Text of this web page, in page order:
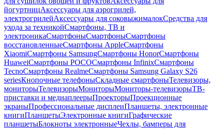
йогуртницАксессуары для аэрогрилей,
электрогрилейАксессуары для соковыжималокСредства для
ухода за техникойСмартфоны, ТВ и
электроникаСмартфоныСмартфоныСмартфоны
восстановленныеСмартфоны AppleСмартфоны
XiaomiСмартфоны SamsungСмартфоны HonorСмартфоны
HuaweiСмартфоны POCOСмартфоны InfinixСмартфоны
TecnoСмартфоны RealmeСмартфоны Samsung Galaxy S26
seriesКнопочные телефоныСкладные смартфоныТелевизоры,
мониторыТелевизорыМониторыМониторы-телевизорыТВ-
приставки и медиаплеерыПроекторыПроекционные
экраныПрофессиональные дисплеиПланшеты, электронные
книгиПланшетыЭлектронные книгиГрафические
планшетыБлокноты электронныеЧехлы, бамперы для